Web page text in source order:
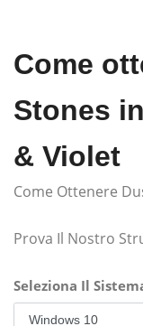
Come
Stones
& Violet
Come Ottenere
Prova Il Nostro
Seleziona Il